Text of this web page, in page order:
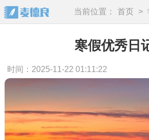
当前位置： 首页 >
记
寒假优秀日
时间：2025-11-22 01:11:22